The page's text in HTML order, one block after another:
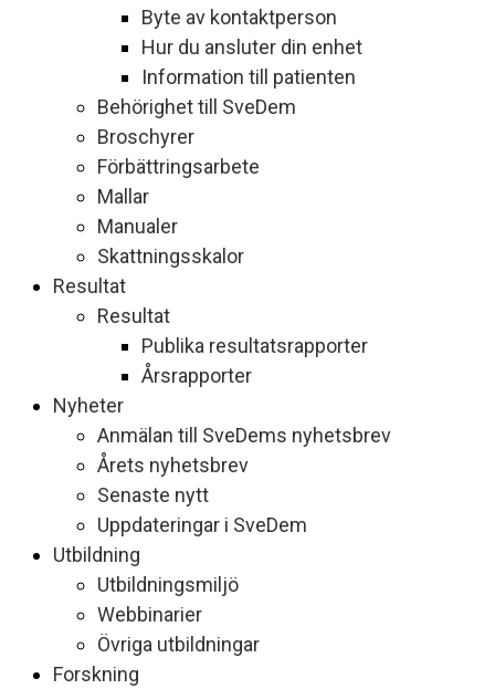
Byte av kontaktperson
Hur du ansluter din enhet
Information till patienten
Behörighet till SveDem
Broschyrer
Förbättringsarbete
Mallar
Manualer
Skattningsskalor
Resultat
Resultat
Publika resultatsrapporter
Årsrapporter
Nyheter
Anmälan till SveDems nyhetsbrev
Årets nyhetsbrev
Senaste nytt
Uppdateringar i SveDem
Utbildning
Utbildningsmiljö
Webbinarier
Övriga utbildningar
Forskning